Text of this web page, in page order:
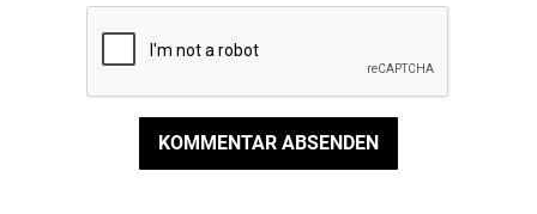
KOMMENTAR ABSENDEN